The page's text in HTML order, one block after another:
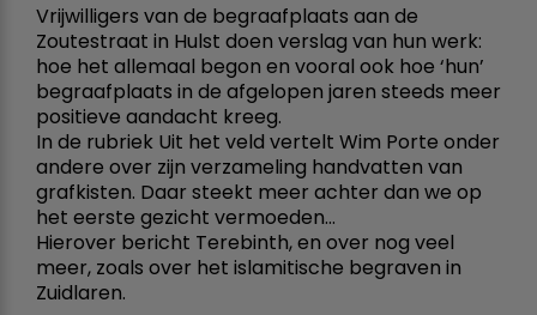
Vrijwilligers van de begraafplaats aan de
Zoutestraat in Hulst doen verslag van hun werk:
hoe het allemaal begon en vooral ook hoe ‘hun’
begraafplaats in de afgelopen jaren steeds meer
positieve aandacht kreeg.
In de rubriek Uit het veld vertelt Wim Porte onder
andere over zijn verzameling handvatten van
grafkisten. Daar steekt meer achter dan we op
het eerste gezicht vermoeden…
Hierover bericht Terebinth, en over nog veel
meer, zoals over het islamitische begraven in
Zuidlaren.